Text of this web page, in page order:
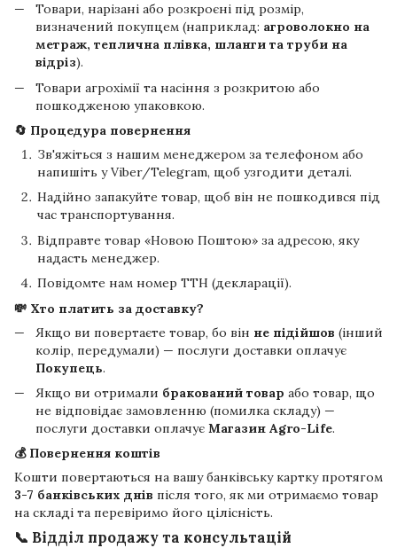
Товари, нарізані або розкроєні під розмір,
визначений покупцем (наприклад: агроволокно на
метраж, теплична плівка, шланги та труби на
відріз).
Товари агрохімії та насіння з розкритою або
пошкодженою упаковкою.
🔄 Процедура повернення
Зв'яжіться з нашим менеджером за телефоном або
напишіть у Viber/Telegram, щоб узгодити деталі.
Надійно запакуйте товар, щоб він не пошкодився під
час транспортування.
Відправте товар «Новою Поштою» за адресою, яку
надасть менеджер.
Повідомте нам номер ТТН (декларації).
💸 Хто платить за доставку?
Якщо ви повертаєте товар, бо він не підійшов (інший
колір, передумали) — послуги доставки оплачує
Покупець.
Якщо ви отримали бракований товар або товар, що
не відповідає замовленню (помилка складу) —
послуги доставки оплачує Магазин Agro-Life.
💰 Повернення коштів
Кошти повертаються на вашу банківську картку протягом
3-7 банківських днів після того, як ми отримаємо товар
на складі та перевіримо його цілісність.
📞 Відділ продажу та консультацій